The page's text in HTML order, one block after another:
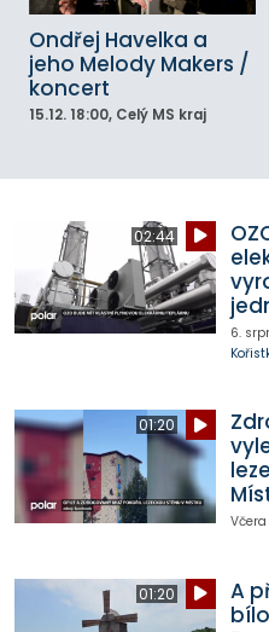
Ondřej Havelka a
jeho Melody Makers /
koncert
15.12. 18:00, Celý MS kraj
02:44
6.
01:20
Včera
01:20
A